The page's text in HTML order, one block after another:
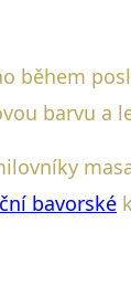
během
barvu
bavorské